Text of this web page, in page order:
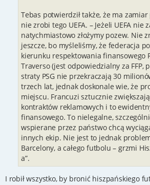
Tebas potwierdził także, że ma zamiar
nie zrobi tego UEFA. – Jeżeli UEFA nie
natychmiastowo złożymy pozew. Nie
jeszcze, bo myśleliśmy, że federacja
kierunku respektowania finansowego
Traverso (jest odpowiedzialny za FFP,
straty PSG nie przekraczają 30
trzech lat, jednak doskonale wie, że
miejscu. Francuzi sztucznie
kontraktów reklamowych i to
finansowego. To nielegalne,
wspierane przez państwo chcą
innych ekip. Nie jest to jednak
Barcelony, a całego futbolu – grzmi
a”.
I robił wszystko, by bronić hiszpańskiego